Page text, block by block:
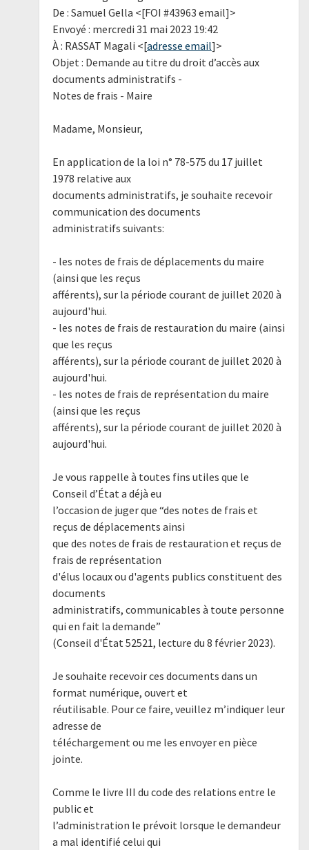
De : Samuel Gella <[FOI #43963 email]>
Envoyé : mercredi 31 mai 2023 19:42
À : RASSAT Magali <[adresse email]>
Objet : Demande au titre du droit d’accès aux
documents administratifs -
Notes de frais - Maire
Madame, Monsieur,
En application de la loi n° 78-575 du 17 juillet
1978 relative aux
documents administratifs, je souhaite recevoir
communication des documents
administratifs suivants:
- les notes de frais de déplacements du maire
(ainsi que les reçus
afférents), sur la période courant de juillet 2020 à
aujourd'hui.
- les notes de frais de restauration du maire (ainsi
que les reçus
afférents), sur la période courant de juillet 2020 à
aujourd'hui.
- les notes de frais de représentation du maire
(ainsi que les reçus
afférents), sur la période courant de juillet 2020 à
aujourd'hui.
Je vous rappelle à toutes fins utiles que le
Conseil d’État a déjà eu
l’occasion de juger que “des notes de frais et
reçus de déplacements ainsi
que des notes de frais de restauration et reçus de
frais de représentation
d'élus locaux ou d'agents publics constituent des
documents
administratifs, communicables à toute personne
qui en fait la demande”
(Conseil d'État 52521, lecture du 8 février 2023).
Je souhaite recevoir ces documents dans un
format numérique, ouvert et
réutilisable. Pour ce faire, veuillez m’indiquer leur
adresse de
téléchargement ou me les envoyer en pièce
jointe.
Comme le livre III du code des relations entre le
public et
l’administration le prévoit lorsque le demandeur
a mal identifié celui qui